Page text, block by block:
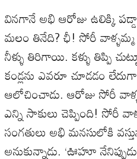
వినగానే అభి ఆరోజు ఉలిక్కి
మలం తినేది? ఛీ! సోరీ వాళ్ళమ్మ
నీళ్ళు తిరిగాయి. కళ్ళు తిప్పి
కండ్లను ఎవరూ చూడడం
ఆలోచించాడు. ఆరోజు సోరీ
ఎన్ని సాకులు చెప్పింది! సోరీ
సంగతులు అభి మనసులోకి
అనుకున్నాడు. ‘ఊహూ